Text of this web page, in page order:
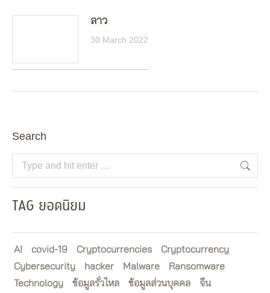
ลาว
30 March 2022
Search
Search:
TAG ยอดนิยม
AI covid-19 Cryptocurrencies
Cryptocurrency
Cybersecurity
hacker Malware
Ransomware
Technology
ข้อมูลรั่วไหล ข้อมูลส่วนบุคคล
จีน